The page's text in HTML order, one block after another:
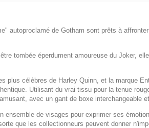
autoproclamé de Gotham sont prêts à
tombée éperdument amoureuse du Joker,
plus célèbres de Harley Quinn, et la marque
Utilisant du vrai tissu pour la tenue
avec un gant de boxe interchangeable
ensemble de visages pour exprimer ses
que les collectionneurs peuvent donner